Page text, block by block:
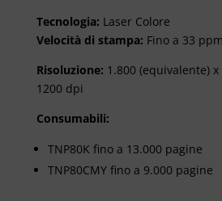
Tecnologia: Laser Colore
Velocità di stampa: Fino a 33 ppm
Risoluzione: 1.800 (equivalente)
1200 dpi
Consumabili:
TNP80K fino a 13.000 pagine
TNP80CMY fino a 9.000 pagine